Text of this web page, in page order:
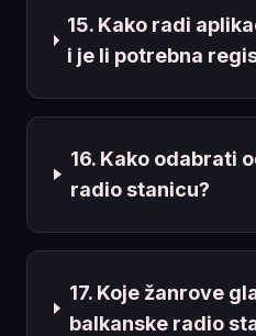
15. Kako radi
i je li potrebna
16. Kako odabrati
radio stanicu?
17. Koje žanrove
balkanske radio